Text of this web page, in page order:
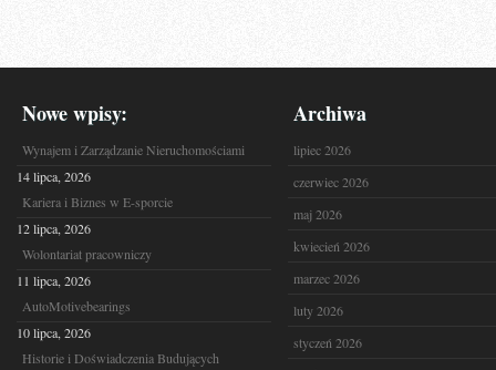
Nowe wpisy:
Wynajem i Zarządzanie Nieruchomościami
14 lipca, 2026
Kariera i Biznes w E-sporcie
12 lipca, 2026
Wolontariat pracowniczy
11 lipca, 2026
AutoMotivebearings
10 lipca, 2026
Historie i Doświadczenia Budujących
Archiwa
lipiec 2026
czerwiec 2026
maj 2026
kwiecień 2026
marzec 2026
luty 2026
styczeń 2026